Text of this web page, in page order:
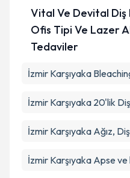
Vital Ve Devital Diş
Ofis Tipi Ve Lazer
Tedaviler
İzmir Karşıyaka
İzmir Karşıyaka 20'lik
İzmir Karşıyaka Ağız,
İzmir Karşıyaka Apse